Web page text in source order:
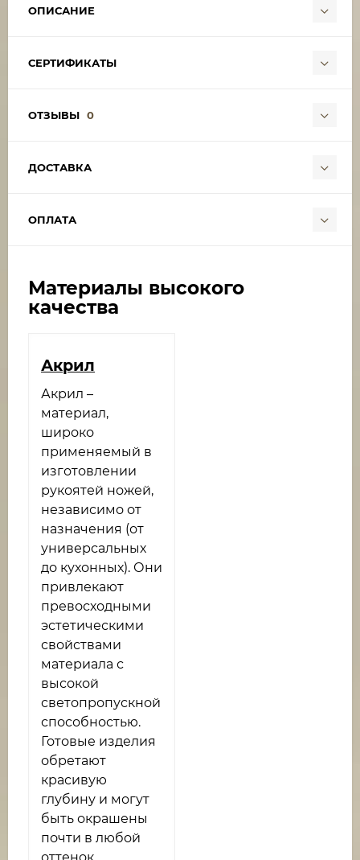
ОПИСАНИЕ
СЕРТИФИКАТЫ
ОТЗЫВЫ 0
ДОСТАВКА
ОПЛАТА
Материалы высокого
качества
Акрил
Акрил –
материал,
широко
применяемый в
изготовлении
рукоятей ножей,
независимо от
назначения (от
универсальных
до кухонных). Они
привлекают
превосходными
эстетическими
свойствами
материала с
высокой
светопропускной
способностью.
Готовые изделия
обретают
красивую
глубину и могут
быть окрашены
почти в любой